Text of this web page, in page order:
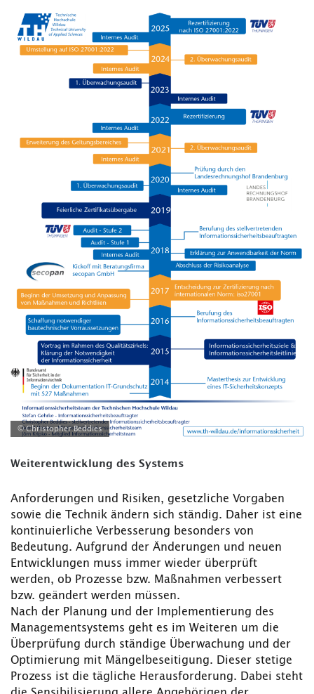
© Christopher Beddies
Weiterentwicklung des Systems
Anforderungen und Risiken, gesetzliche Vorgaben
sowie die Technik ändern sich ständig. Daher ist eine
kontinuierliche Verbesserung besonders von
Bedeutung. Aufgrund der Änderungen und neuen
Entwicklungen muss immer wieder überprüft
werden, ob Prozesse bzw. Maßnahmen verbessert
bzw. geändert werden müssen.
Nach der Planung und der Implementierung des
Managementsystems geht es im Weiteren um die
Überprüfung durch ständige Überwachung und der
Optimierung mit Mängelbeseitigung. Dieser stetige
Prozess ist die tägliche Herausforderung. Dabei steht